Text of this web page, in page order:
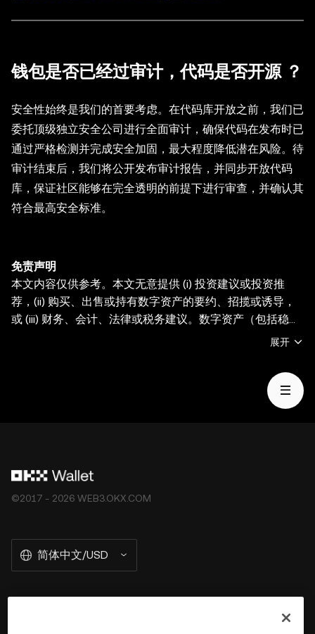
钱包是否已经过审计，代码是否开源 ？
安全性始终是我们的首要考虑。在代码库开放之前，我们已
委托顶级独立安全公司进行全面审计，确保代码在发布时已
通过严格检测并完成安全加固，最大程度降低潜在风险。待
审计结束后，我们将公开发布审计报告，并同步开放代码
库，保证社区能够在完全透明的前提下进行审查，并确认其
符合最高安全标准。
免责声明
本文内容仅供参考。本文无意提供 (i) 投资建议或投资推
荐，(ii) 购买、出售或持有数字资产的要约、招揽或诱导，
或 (iii) 财务、会计、法律或税务建议。数字资产（包括稳定
币和 NFT）受市场波动影响， 涉及高风险，并且可能会贬
询您的法律/税务/投资专业人士。OKX Web3 钱包仅为一种
自托管钱包软件服务，让您可以发现并与第三方平台交互，
OKX Web3 钱包无法控制此类第三方平台的服务，也不对
展开
©2017 - 2026 WEB3.OKX.COM
简体中文/USD